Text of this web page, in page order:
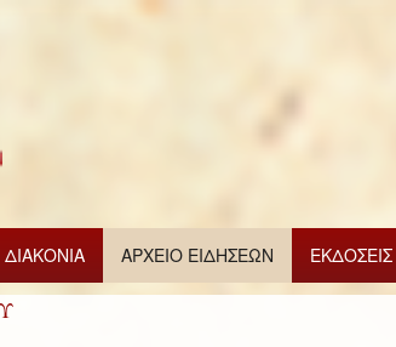
ΔΙΑΚΟΝΙΑ ΑΡΧΕΙΟ ΕΙΔΗΣΕΩΝ ΕΚΔΟΣΕΙΣ